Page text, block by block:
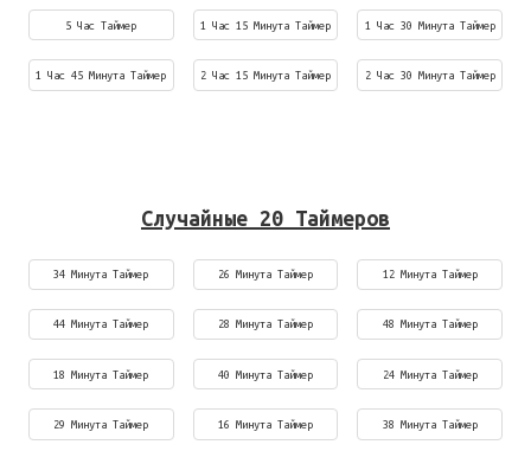
5 Час Таймер 1 Час 15 Минута Таймер 1 Час 30 Минута Таймер
1 Час 45 Минута Таймер 2 Час 15 Минута Таймер 2 Час 30 Минута Таймер
Случайные 20 Таймеров
34 Минута Таймер 26 Минута Таймер 12 Минута Таймер
44 Минута Таймер 28 Минута Таймер 48 Минута Таймер
18 Минута Таймер 40 Минута Таймер 24 Минута Таймер
29 Минута Таймер 16 Минута Таймер 38 Минута Таймер